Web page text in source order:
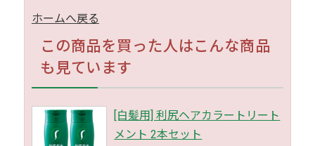
ホームへ戻る
この商品を買った人はこんな商品
も見ています
[白髪用] 利尻ヘアカラートリート
メント 2本セット